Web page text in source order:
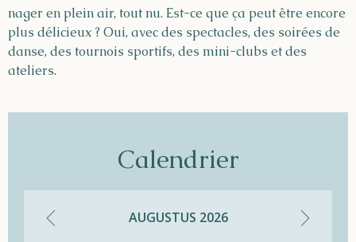
Calendrier
AUGUSTUS 2026
nager en plein air, tout nu. Est-ce que ça peut être encore
plus délicieux ? Oui, avec des spectacles, des soirées de
danse, des tournois sportifs, des mini-clubs et des
ateliers.